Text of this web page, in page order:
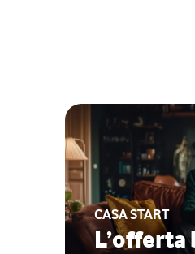
CASA START
L’offerta